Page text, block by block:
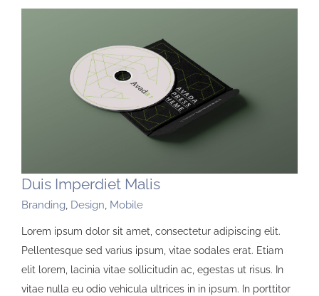
Duis Imperdiet Malis
Branding, Design, Mobile
Lorem ipsum dolor sit amet, consectetur adipiscing elit.
Pellentesque sed varius ipsum, vitae sodales erat. Etiam
elit lorem, lacinia vitae sollicitudin ac, egestas ut risus. In
vitae nulla eu odio vehicula ultrices in in ipsum. In porttitor